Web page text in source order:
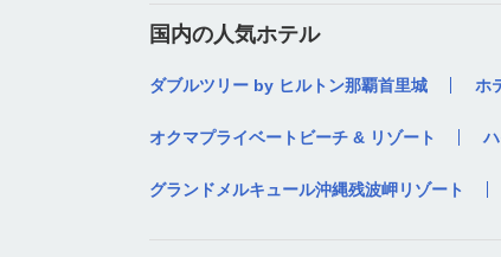
国内の人気ホテル
ダブルツリー by ヒルトン那覇首里城 ホ
オクマプライベートビーチ & リゾート
グランドメルキュール沖縄残波岬リゾート